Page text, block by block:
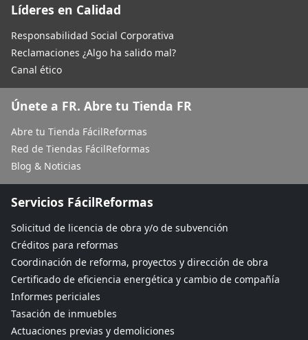
Líderes en Calidad
Responsabilidad Social Corporativa
Reclamaciones ¿Algo ha salido mal?
Canal ético
Únete a FR. Abre tu Tienda FR
Abre tu Tienda FácilReformas
Red de Tiendas FácilReformas
Blog & Noticias
Servicios FácilReformas
Solicitud de licencia de obra y/o de subvención
Créditos para reformas
Coordinación de reforma, proyectos y dirección de obra
Certificado de eficiencia energética y cambio de compañía
Informes periciales
Tasación de inmuebles
Actuaciones previas y demoliciones